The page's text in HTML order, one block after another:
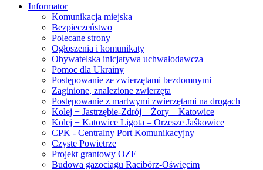
Informator
Komunikacja miejska
Bezpieczeństwo
Polecane strony
Ogłoszenia i komunikaty
Obywatelska inicjatywa uchwałodawcza
Pomoc dla Ukrainy
Postępowanie ze zwierzętami bezdomnymi
Zaginione, znalezione zwierzęta
Postępowanie z martwymi zwierzętami na drogach
Kolej + Jastrzębie-Zdrój – Żory – Katowice
Kolej + Katowice Ligota – Orzesze Jaśkowice
CPK - Centralny Port Komunikacyjny
Czyste Powietrze
Projekt grantowy OZE
Budowa gazociągu Racibórz-Oświęcim